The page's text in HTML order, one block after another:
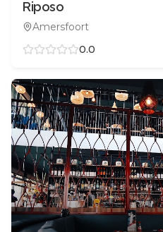
Riposo
Amersfoort
0.0